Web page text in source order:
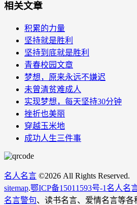
相关文章
积累的力量
坚持就是胜利
坚持到底就是胜利
青春校园文章
梦想，原来永远不嫌迟
未曾清贫难成人
实现梦想，每天坚持30分钟
挫折也美丽
穿越玉米地
成功人生三件事
名人名言 ©2026 All Rights Reserved.
sitemap.鄂ICP备15011593号-1 名人名
名言警句、读书名言、爱情名言等